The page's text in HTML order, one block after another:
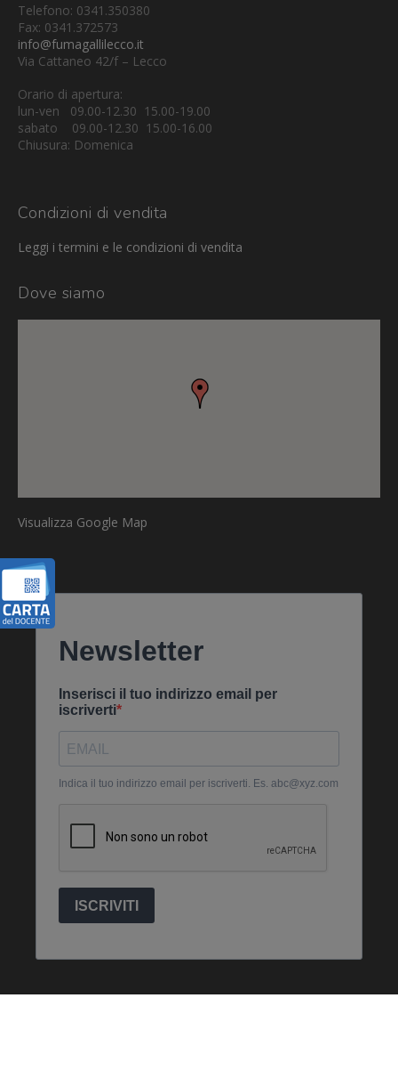
Telefono: 0341.350380
Fax: 0341.372573
info@fumagallilecco.it
Via Cattaneo 42/f – Lecco
Orario di apertura:
lun-ven 09.00-12.30 15.00-19.00
sabato 09.00-12.30 15.00-16.00
Chiusura: Domenica
Condizioni di vendita
Leggi i termini e le condizioni di vendita
Dove siamo
Visualizza Google Map